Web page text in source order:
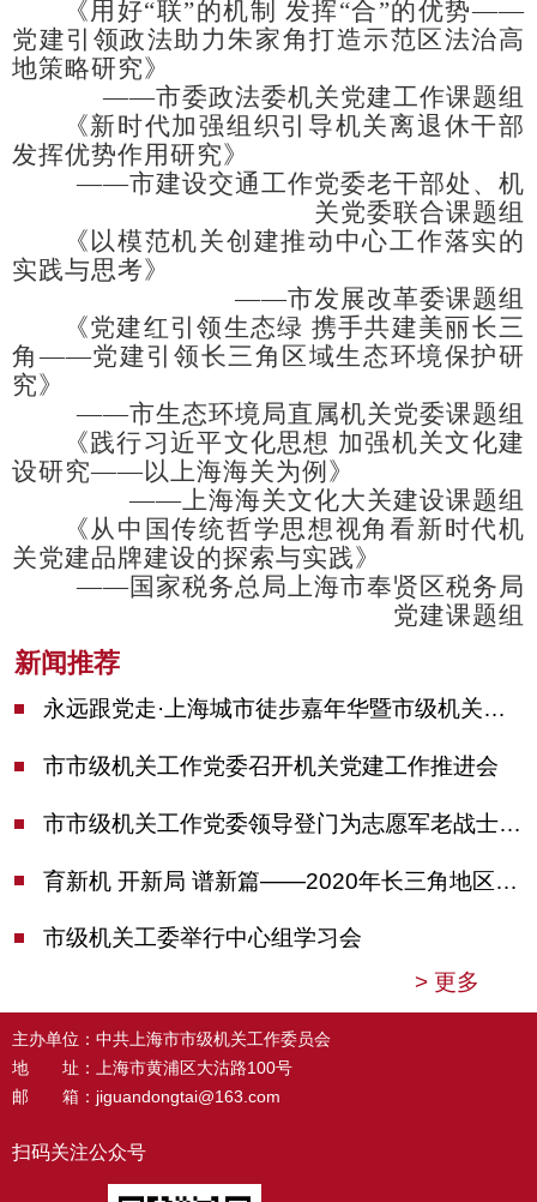
《用好“联”的机制 发挥“合”的优势——
党建引领政法助力朱家角打造示范区法治高
地策略研究》
——市委政法委机关党建工作课题组
《新时代加强组织引导机关离退休干部
发挥优势作用研究》
——市建设交通工作党委老干部处、机
关党委联合课题组
《以模范机关创建推动中心工作落实的
实践与思考》
——市发展改革委课题组
《党建红引领生态绿 携手共建美丽长三
角——党建引领长三角区域生态环境保护研
究》
——市生态环境局直属机关党委课题组
《践行习近平文化思想 加强机关文化建
设研究——以上海海关为例》
——上海海关文化大关建设课题组
《从中国传统哲学思想视角看新时代机
关党建品牌建设的探索与实践》
——国家税务总局上海市奉贤区税务局
党建课题组
新闻推荐
永远跟党走·上海城市徒步嘉年华暨市级机关运动会开幕
市市级机关工作党委召开机关党建工作推进会
市市级机关工作党委领导登门为志愿军老战士佩戴纪念章
育新机 开新局 谱新篇——2020年长三角地区机关党建工作研讨会在南京召开
市级机关工委举行中心组学习会
> 更多